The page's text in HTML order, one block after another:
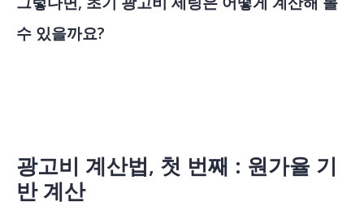
수 있을까요?
광고비 계산법, 첫 번째 : 원가율 기
반 계산